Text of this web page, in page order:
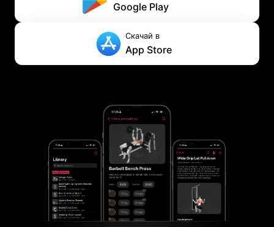
Google Play
Скачай в
App Store